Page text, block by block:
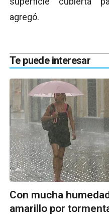
agregó.
Te puede interesar
Con mucha
amarillo por